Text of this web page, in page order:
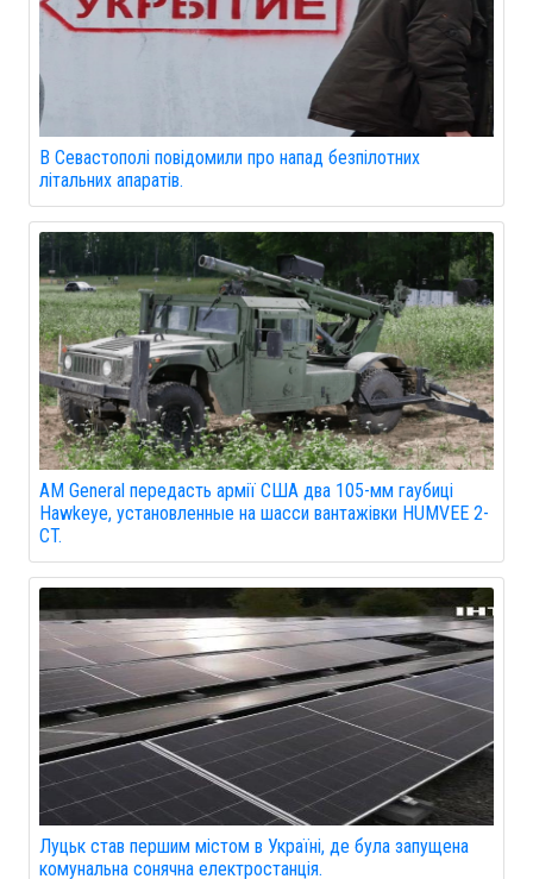
В Севастополі повідомили про напад безпілотних
літальних апаратів.
AM General передасть армії США два 105-мм гаубиці
Hawkeye, установленные на шасси вантажівки HUMVEE 2-
CT.
Луцьк став першим містом в Україні, де була запущена
комунальна сонячна електростанція.